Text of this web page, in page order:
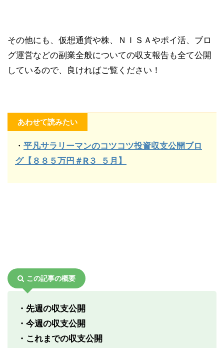
その他にも、仮想通貨や株、ＮＩＳＡやポイ活、ブロ
グ運営などの副業全般についての収支報告も全て公開
しているので、良ければご覧ください！
あわせて読みたい
・ 平凡サラリーマンのコツコツ投資収支公開ブロ
グ【８８５万円＃R３_５月】
この記事の概要
・先週の収支公開
・今週の収支公開
・これまでの収支公開